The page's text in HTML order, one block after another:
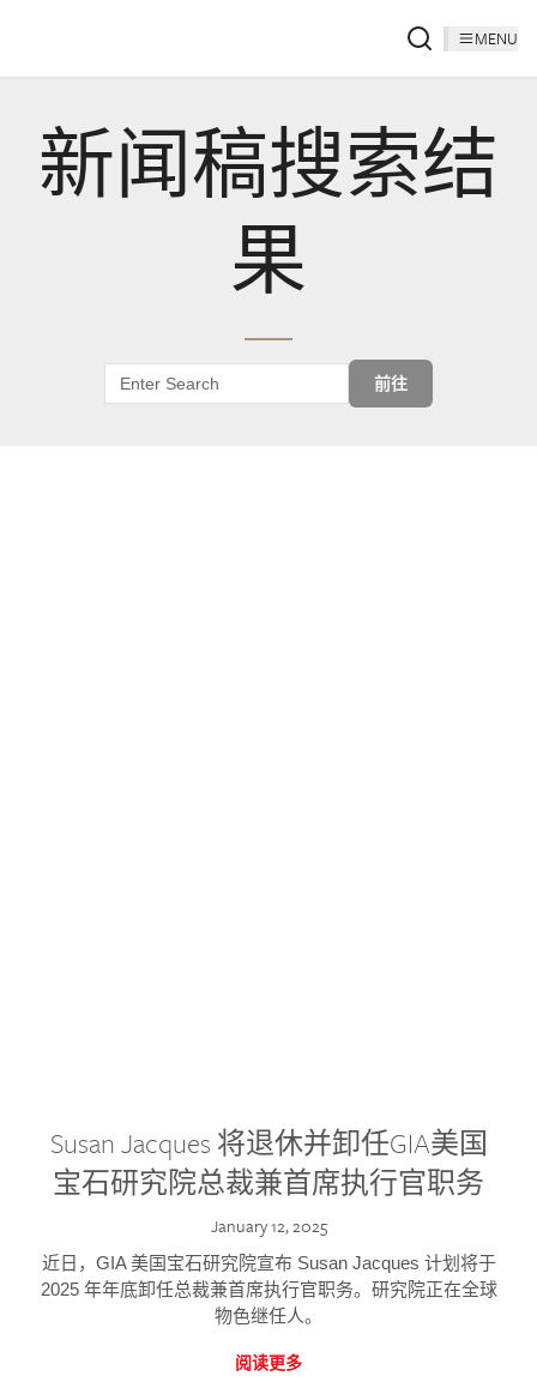
MENU
新闻稿搜索结
果
前往
Susan Jacques 将退休并卸任GIA美国
宝石研究院总裁兼首席执行官职务
January 12, 2025
近日，GIA 美国宝石研究院宣布 Susan Jacques 计划将于
2025 年年底卸任总裁兼首席执行官职务。研究院正在全球
物色继任人。
阅读更多